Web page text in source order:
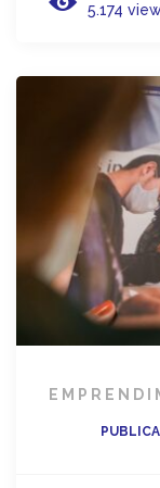
5.174